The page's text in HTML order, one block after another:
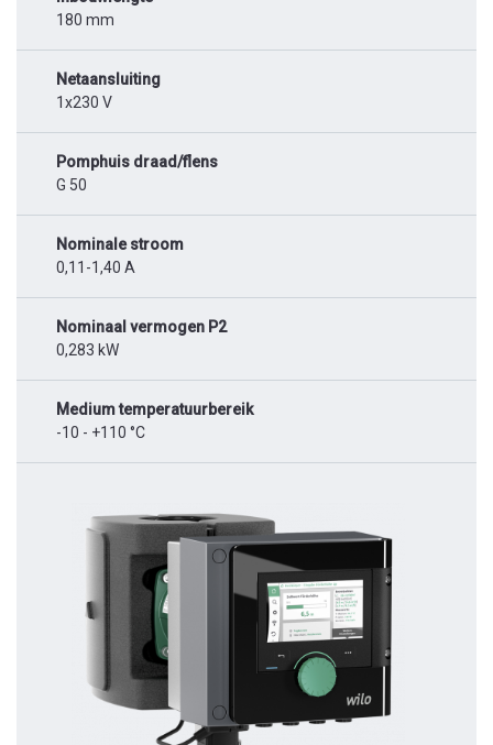
180 mm
Netaansluiting
1x230 V
Pomphuis draad/flens
G 50
Nominale stroom
0,11-1,40 A
Nominaal vermogen P2
0,283 kW
Medium temperatuurbereik
-10 - +110 °C